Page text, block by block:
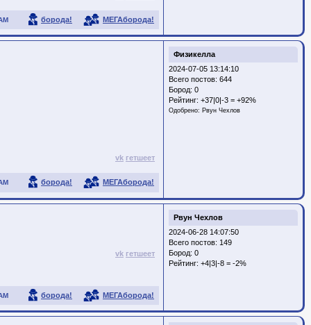
борода! МЕГАборода!
Физикелла
2024-07-05 13:14:10
Всего постов: 644
Бород: 0
Рейтинг: +37|0|-3 = +92%
Одобрено: Рвун Чехлов
vk гетшеет
борода! МЕГАборода!
Рвун Чехлов
2024-06-28 14:07:50
Всего постов: 149
Бород: 0
Рейтинг: +4|3|-8 = -2%
vk гетшеет
борода! МЕГАборода!